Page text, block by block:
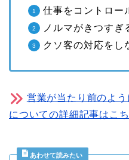
仕事をコントロー
ノルマがきつすぎ
クソ客の対応をし
営業が当たり前のよ
についての詳細記事はこ